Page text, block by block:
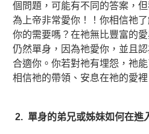
個問題，可能有不同的答案，
為上帝非常愛你！！你相信祂
你的需要嗎？在祂無比豐富的
仍然單身，因為祂愛你，並且
合適你。你若對祂有埋怨，祂
相信祂的帶領、安息在祂的愛裡
2. 單身的弟兄或姊妹如何在進